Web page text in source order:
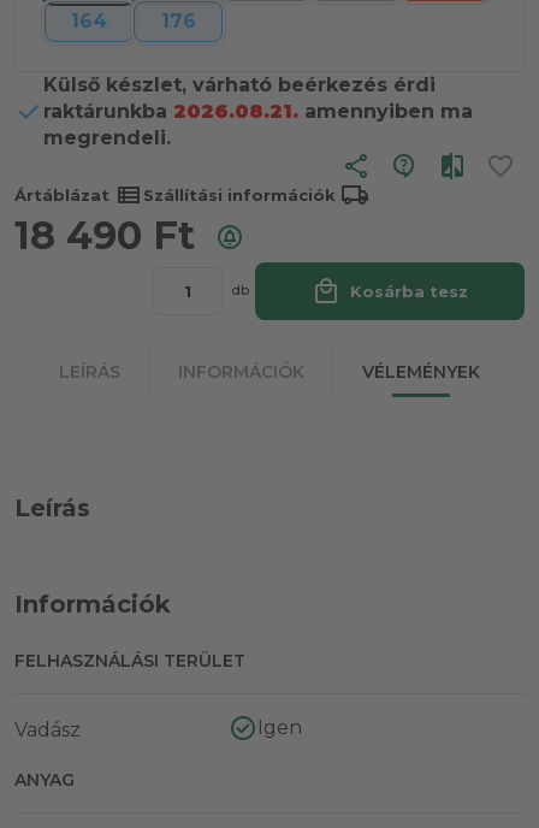
164
176
Külső készlet, várható beérkezés érdi
raktárunkba 2026.08.21. amennyiben ma
megrendeli.
share
Ártáblázat view_list Szállítási információk local_shipping
18 490 Ft
db local_mall Kosárba tesz
LEÍRÁS INFORMÁCIÓK VÉLEMÉNYEK
Leírás
Információk
FELHASZNÁLÁSI TERÜLET
Vadász Igen
ANYAG